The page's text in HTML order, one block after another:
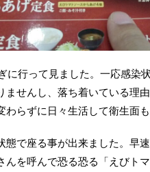
に行って見ました。一応感染
ませんし、落ち着いている理
らずに日々生活して衛生面
態で座る事が出来ました。早
んを呼んで恐る恐る「えびト